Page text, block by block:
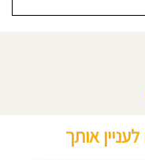
אותך